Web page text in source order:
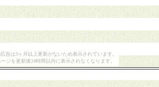
告は3ヶ月以上更新がないため表示されています。
ジを更新後24時間以内に表示されなくなります。